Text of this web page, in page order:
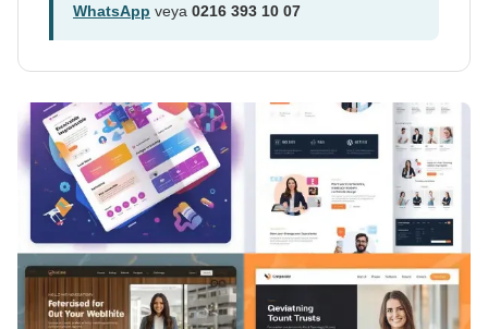
WhatsApp veya 0216 393 10 07